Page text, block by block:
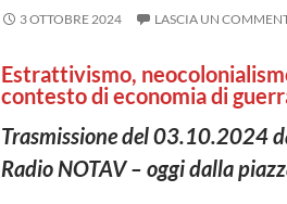
3 OTTOBRE 2024 LASCIA UN
Estrattivismo,
contesto di economia di
Trasmissione del 03.10.2024
Radio NOTAV – oggi dalla